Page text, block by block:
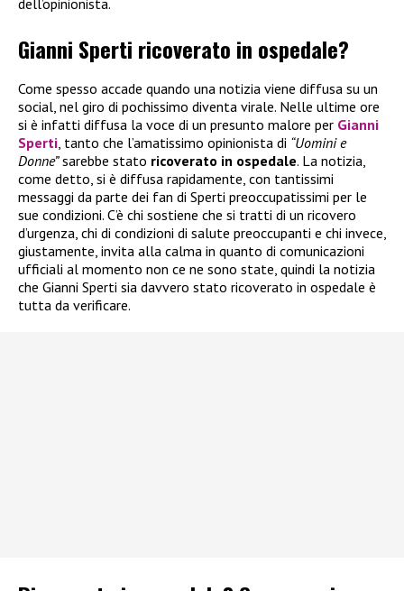
Gianni Sperti ricoverato in ospedale?
Come spesso accade quando una notizia viene diffusa su un
social, nel giro di pochissimo diventa virale. Nelle ultime ore
si è infatti diffusa la voce di un presunto malore per Gianni
Sperti, tanto che l’amatissimo opinionista di “Uomini e
Donne”sarebbe stato ricoverato in ospedale. La notizia,
come detto, si è diffusa rapidamente, con tantissimi
messaggi da parte dei fan di Sperti preoccupatissimi per le
sue condizioni. C’è chi sostiene che si tratti di un ricovero
d’urgenza, chi di condizioni di salute preoccupanti e chi invece,
giustamente, invita alla calma in quanto di comunicazioni
ufficiali al momento non ce ne sono state, quindi la notizia
che Gianni Sperti sia davvero stato ricoverato in ospedale è
tutta da verificare.